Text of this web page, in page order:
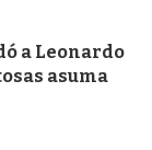
a Leonardo
asuma